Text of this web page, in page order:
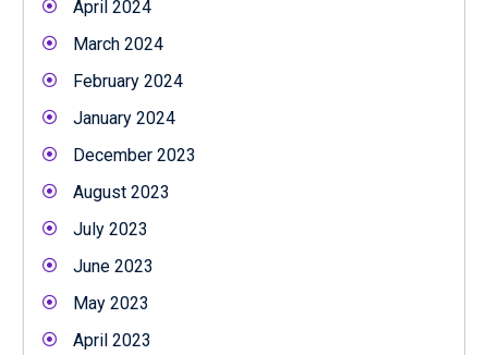
April 2024
March 2024
February 2024
January 2024
December 2023
August 2023
July 2023
June 2023
May 2023
April 2023